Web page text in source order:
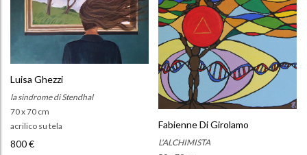
Luisa Ghezzi
la sindrome di Stendhal
70 x 70 cm
acrilico su tela
800 €
Fabienne Di Girolamo
L'ALCHIMISTA